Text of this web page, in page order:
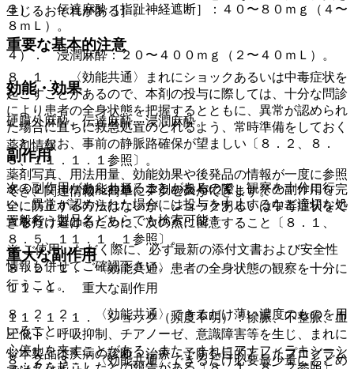
生じるおそれがある］。
重要な基本的注意
８．１． 〈効能共通〉まれにショックあるいは中毒症状を
起こすことがあるので、本剤の投与に際しては、十分な問診
により患者の全身状態を把握するとともに、異常が認められ
た場合に直ちに救急処置のとれるよう、常時準備をしておく
こと。なお、事前の静脈路確保が望ましい〔８．２、８．
５、１１．１．１参照〕。
８．２． 〈効能共通〉本剤の投与に際し、その副作用を完
全に防止する方法はないが、ショックあるいは中毒症状をで
きるだけ避けるために、次の点に留意すること〔８．１、
８．５、１１．１．１参照〕。
８．２．１． 〈効能共通〉患者の全身状態の観察を十分に
行うこと。
８．２．２． 〈効能共通〉できるだけ薄い濃度のものを用
いること。
８．２．３． 〈効能共通〉できるだけ必要最少量にとどめ
３）． 伝達麻酔［指趾神経遮断］：４０〜８０ｍｇ（４〜
８ｍＬ）。
４）． 浸潤麻酔：２０〜４００ｍｇ（２〜４０ｍＬ）。
効能・効果
硬膜外麻酔、伝達麻酔、浸潤麻酔。
副作用
次の副作用があらわれることがあるので、観察を十分に行
い、異常が認められた場合には投与を中止するなど適切な処
置を行うこと。
重大な副作用
１１．１． 重大な副作用
１１．１．１． ショック（頻度不明）：徐脈、不整脈、血
圧低下、呼吸抑制、チアノーゼ、意識障害等を生じ、まれに
心停止を来すことがある。また、まれにアナフィラキシーシ
薬剤情報
薬剤写真、用法用量、効能効果や後発品の情報が一度に参照
でき、関連情報へ簡単にアクセスができます。
一般名、製品名どちらでも検索可能！
※ ご使用いただく際に、必ず最新の添付文書および安全性
情報も併せてご確認下さい。
※本製品は疾病の診断・治療・予防を目的としたプログラム